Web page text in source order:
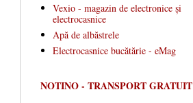
Vexio - magazin de electronice și
electrocasnice
Apă de albăstrele
Electrocasnice bucătărie - eMag
NOTINO - TRANSPORT GRATUIT